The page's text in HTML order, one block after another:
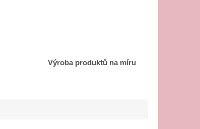
Výroba produktů na míru